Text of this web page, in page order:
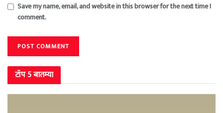
Save my name, email, and website in this browser for the next time I
comment.
टॉप 5 बातम्या